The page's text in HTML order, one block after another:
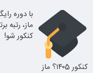
کنکور
کنکور ۱۴۰5؟ ماز
با دوره
ماز، رتبه
کنکور شو!